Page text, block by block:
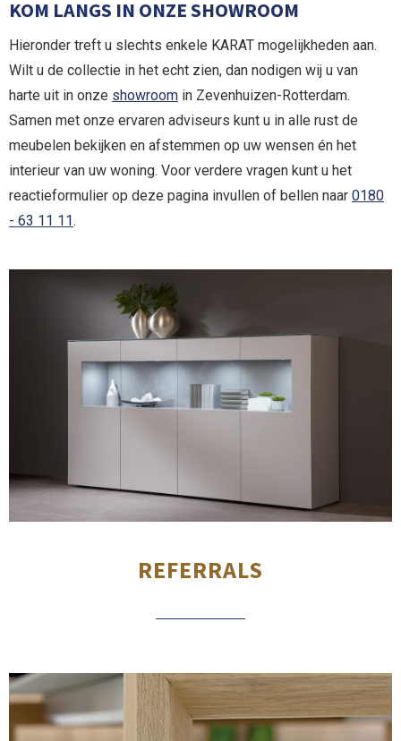
KOM LANGS IN ONZE SHOWROOM
Hieronder treft u slechts enkele KARAT mogelijkheden aan.
Wilt u de collectie in het echt zien, dan nodigen wij u van
harte uit in onze showroom in Zevenhuizen-Rotterdam.
Samen met onze ervaren adviseurs kunt u in alle rust de
meubelen bekijken en afstemmen op uw wensen én het
interieur van uw woning. Voor verdere vragen kunt u het
reactieformulier op deze pagina invullen of bellen naar 0180
- 63 11 11.
REFERRALS